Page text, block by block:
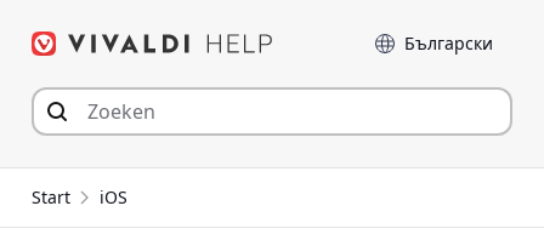
naar
Taal
Start iOS